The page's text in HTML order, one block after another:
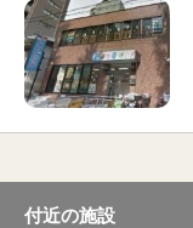
付近の施設